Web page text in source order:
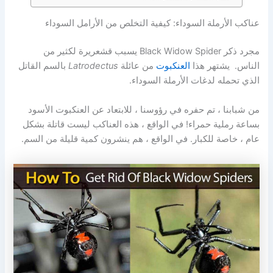
عناكب الأرملة السوداء: كيفية التخلص من الأرامل السوداء
مجرد ذكر Black Widow Spider يسبب قشعريرة لكثير من
الناس. يشتهر هذا العنكبوت من عائلة Latrodectus بالسم القاتل
الذي تحمله لدغات الأرملة السوداء.
من شبابنا ، تم حفره في رؤوسنا ، للابتعاد عن العنكبوت الأسود
بساعة رملية حمراء! في الواقع ، هذه العناكب ليست قاتلة بشكل
عام ، خاصة للكبار. في الواقع ، هم ينشرون كمية قليلة من السم.